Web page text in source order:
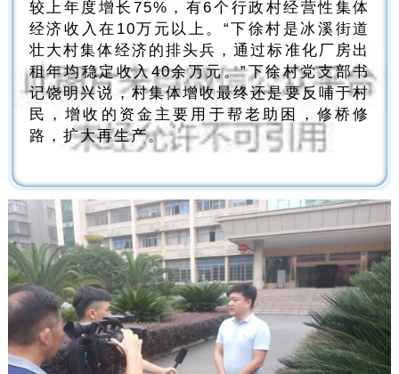
较上年度增长75%，有6个行政村经营性集体
经济收入在10万元以上。“下徐村是冰溪街道
壮大村集体经济的排头兵，通过标准化厂房出
租年均稳定收入40余万元。”下徐村党支部书
记饶明兴说，村集体增收最终还是要反哺于村
民，增收的资金主要用于帮老助困，修桥修
路，扩大再生产。